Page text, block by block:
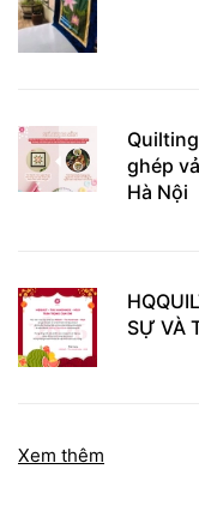
ghép
Hà Nội
SỰ VÀ
Xem thêm